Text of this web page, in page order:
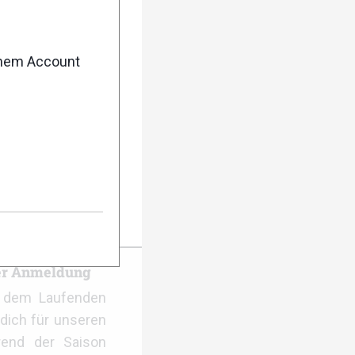
Anmeldung
Laufenden
für unseren
der Saison
Account